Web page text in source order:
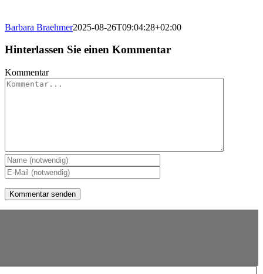
Barbara Braehmer2025-08-26T09:04:28+02:00
Hinterlassen Sie einen Kommentar
Kommentar